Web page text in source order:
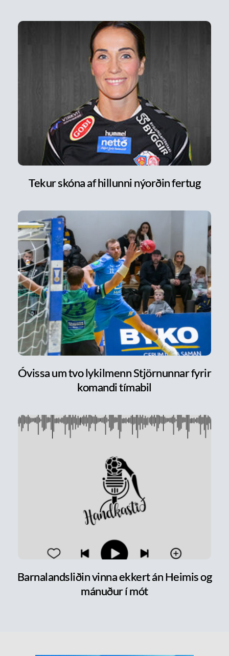
Tekur skóna af hillunni nýorðin fertug
Óvissa um tvo lykilmenn Stjörnunnar fyrir
komandi tímabil
Barnalandsliðin vinna ekkert án Heimis og
mánuður í mót